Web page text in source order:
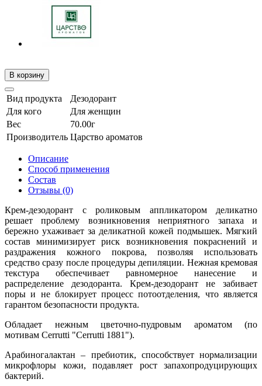
В корзину
Вид продукта
Дезодорант
Для кого
Для женщин
Вес
70.00г
Производитель Царство ароматов
Описание
Способ применения
Состав
Отзывы (0)
Крем-дезодорант с роликовым аппликатором деликатно
решает проблему возникновения неприятного запаха и
бережно ухаживает за деликатной кожей подмышек. Мягкий
состав минимизирует риск возникновения покраснений и
раздражения кожного покрова, позволяя использовать
средство сразу после процедуры депиляции. Нежная кремовая
текстура обеспечивает равномерное нанесение и
распределение дезодоранта. Крем-дезодорант не забивает
поры и не блокирует процесс потоотделения, что является
гарантом безопасности продукта.
Обладает нежным цветочно-пудровым ароматом (по
мотивам Cerrutti "Cerrutti 1881").
Арабиногалактан – пребиотик, способствует нормализации
микрофлоры кожи, подавляет рост запахопродуцирующих
бактерий.